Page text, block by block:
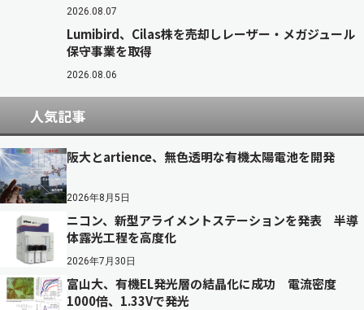
2026.08.07
Lumibird、Cilas株を売却しレーザー・メガジュール
保守事業を取得
2026.08.06
人気記事
阪大とartience、無色透明な有機太陽電池を開発
2026年8月5日
ニコン、新型アライメントステーションを発表 半導
体露光工程を高度化
2026年7月30日
富山大、有機EL発光層の結晶化に成功 電流密度
1000倍、1.33Vで発光